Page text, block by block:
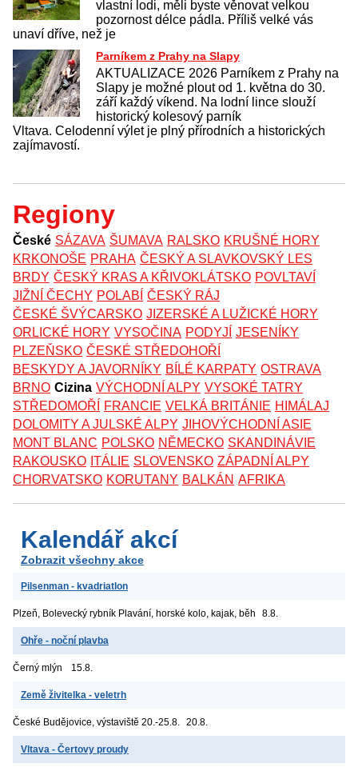
vlastní lodi, měli byste věnovat velkou
pozornost délce pádla. Příliš velké vás
unaví dříve, než je
Parníkem z Prahy na Slapy
AKTUALIZACE 2026 Parníkem z Prahy na
Slapy je možné plout od 1. května do 30.
září každý víkend. Na lodní lince slouží
historický kolesový parník
Vltava. Celodenní výlet je plný přírodních a historických
zajímavostí.
Regiony
České SÁZAVA ŠUMAVA RALSKO KRUŠNÉ HORY
KRKONOŠE PRAHA ČESKÝ A SLAVKOVSKÝ LES
BRDY ČESKÝ KRAS A KŘIVOKLÁTSKO POVLTAVÍ
JIŽNÍ ČECHY POLABÍ ČESKÝ RÁJ
ČESKÉ ŠVÝCARSKO JIZERSKÉ A LUŽICKÉ HORY
ORLICKÉ HORY VYSOČINA PODYJÍ JESENÍKY
PLZEŇSKO ČESKÉ STŘEDOHOŘÍ
BESKYDY A JAVORNÍKY BÍLÉ KARPATY OSTRAVA
BRNO Cizina VÝCHODNÍ ALPY VYSOKÉ TATRY
STŘEDOMOŘÍ
FRANCIE VELKÁ BRITÁNIE HIMÁLAJ
DOLOMITY A JULSKÉ ALPY JIHOVÝCHODNÍ ASIE
MONT BLANC POLSKO NĚMECKO SKANDINÁVIE
RAKOUSKO ITÁLIE SLOVENSKO ZÁPADNÍ ALPY
CHORVATSKO KORUTANY BALKÁN AFRIKA
Kalendář akcí
Zobrazit všechny akce
Pilsenman - kvadriatlon
Plzeň, Bolevecký rybník Plavání, horské kolo, kajak, běh 8.8.
Ohře - noční plavba
Černý mlýn 15.8.
Země živitelka - veletrh
České Budějovice, výstaviště 20.-25.8. 20.8.
Vltava - Čertovy proudy